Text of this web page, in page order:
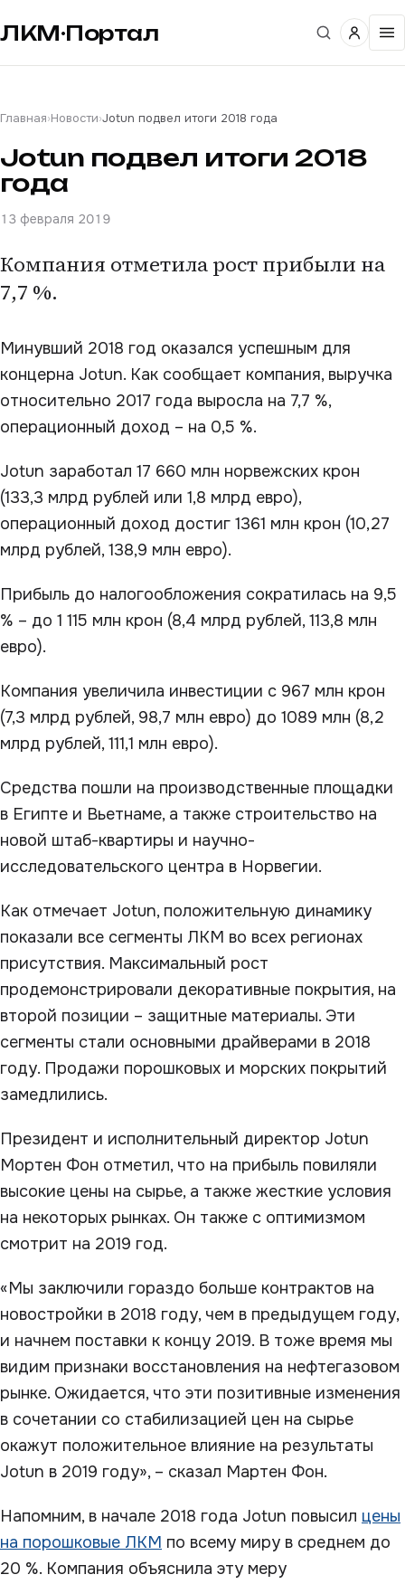
ЛКМ·Портал
Главная›Новости›Jotun подвел итоги 2018 года
Jotun подвел итоги 2018
года
13 февраля 2019
Компания отметила рост прибыли на
7,7 %.
Минувший 2018 год оказался успешным для
концерна Jotun. Как сообщает компания, выручка
относительно 2017 года выросла на 7,7 %,
операционный доход – на 0,5 %.
Jotun заработал 17 660 млн норвежских крон
(133,3 млрд рублей или 1,8 млрд евро),
операционный доход достиг 1361 млн крон (10,27
млрд рублей, 138,9 млн евро).
Прибыль до налогообложения сократилась на 9,5
% – до 1 115 млн крон (8,4 млрд рублей, 113,8 млн
евро).
Компания увеличила инвестиции с 967 млн крон
(7,3 млрд рублей, 98,7 млн евро) до 1089 млн (8,2
млрд рублей, 111,1 млн евро).
Средства пошли на производственные площадки
в Египте и Вьетнаме, а также строительство на
новой штаб-квартиры и научно-
исследовательского центра в Норвегии.
Как отмечает Jotun, положительную динамику
показали все сегменты ЛКМ во всех регионах
присутствия. Максимальный рост
продемонстрировали декоративные покрытия, на
второй позиции – защитные материалы. Эти
сегменты стали основными драйверами в 2018
году. Продажи порошковых и морских покрытий
замедлились.
Президент и исполнительный директор Jotun
Мортен Фон отметил, что на прибыль повиляли
высокие цены на сырье, а также жесткие условия
на некоторых рынках. Он также с оптимизмом
смотрит на 2019 год.
«Мы заключили гораздо больше контрактов на
новостройки в 2018 году, чем в предыдущем году,
и начнем поставки к концу 2019. В тоже время мы
видим признаки восстановления на нефтегазовом
рынке. Ожидается, что эти позитивные изменения
в сочетании со стабилизацией цен на сырье
окажут положительное влияние на результаты
Jotun в 2019 году», – сказал Мартен Фон.
Напомним, в начале 2018 года Jotun повысил цены
на порошковые ЛКМ по всему миру в среднем до
20 %. Компания объяснила эту меру